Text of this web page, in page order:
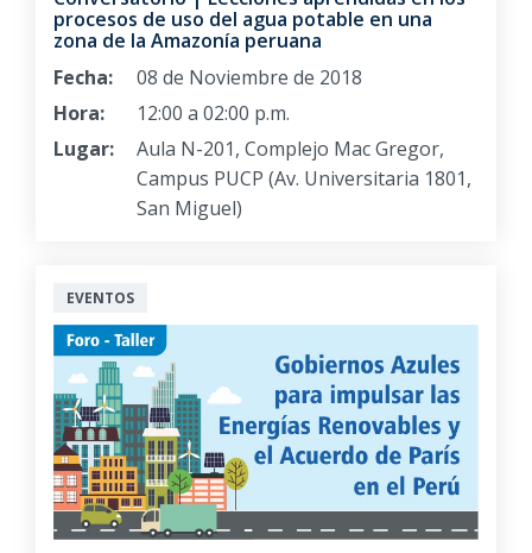
procesos de uso del agua potable en una
zona de la Amazonía peruana
Fecha:
08 de Noviembre de 2018
Hora:
12:00 a 02:00 p.m.
Lugar:
Aula N-201, Complejo Mac Gregor,
Campus PUCP (Av. Universitaria 1801,
San Miguel)
EVENTOS